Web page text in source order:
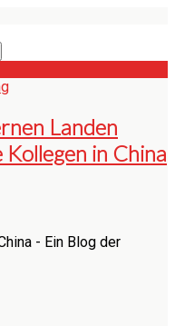
Landen
in China
- Ein Blog der